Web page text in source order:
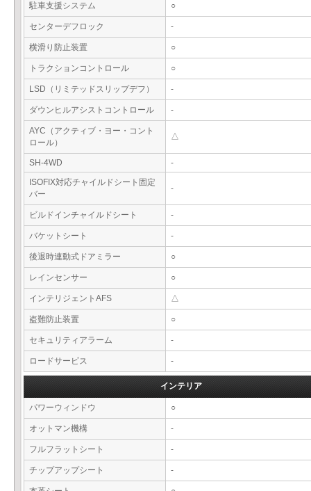
駐車支援システム ○
センターデフロック -
横滑り防止装置 ○
トラクションコントロール ○
LSD（リミテッドスリップデフ） -
ダウンヒルアシストコントロール -
AYC（アクティブ・ヨー・コント
ロール）
△
SH-4WD
-
ISOFIX対応チャイルドシート固定
バー
-
ビルドインチャイルドシート -
バケットシート -
後退時連動式ドアミラー ○
レインセンサー ○
インテリジェントAFS △
盗難防止装置 ○
セキュリティアラーム -
ロードサービス -
インテリア
パワーウィンドウ ○
オットマン機構 -
フルフラットシート -
チップアップシート -